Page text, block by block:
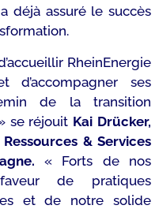
déjà assuré le succès
RheinEnergie
ses
de la transition
se réjouit Kai Drücker,
& Services
« Forts de nos
de pratiques
et de notre solide